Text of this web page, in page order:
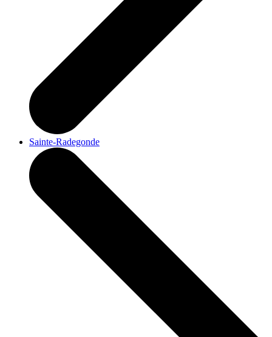
Sainte-Radegonde